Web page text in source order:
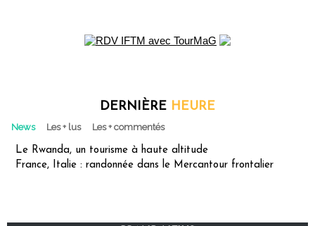
DERNIÈRE HEURE
News Les + lus Les + commentés
Le Rwanda, un tourisme à haute altitude
France, Italie : randonnée dans le Mercantour frontalier